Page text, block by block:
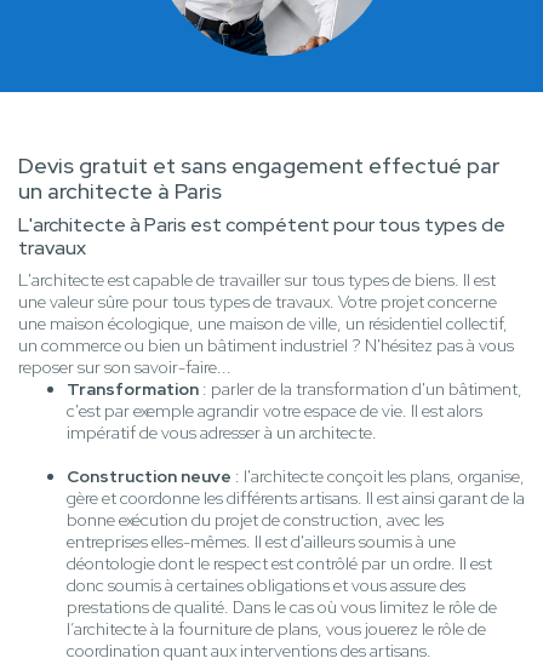
Devis gratuit et sans engagement effectué par
un architecte à Paris
L'architecte à Paris est compétent pour tous types de
travaux
L'architecte est capable de travailler sur tous types de biens. Il est
une valeur sûre pour tous types de travaux. Votre projet concerne
une maison écologique, une maison de ville, un résidentiel collectif,
un commerce ou bien un bâtiment industriel ? N'hésitez pas à vous
reposer sur son savoir-faire...
Transformation : parler de la transformation d'un bâtiment,
c'est par exemple agrandir votre espace de vie. Il est alors
impératif de vous adresser à un architecte.
Construction neuve : l'architecte conçoit les plans, organise,
gère et coordonne les différents artisans. Il est ainsi garant de la
bonne exécution du projet de construction, avec les
entreprises elles-mêmes. Il est d'ailleurs soumis à une
déontologie dont le respect est contrôlé par un ordre. Il est
donc soumis à certaines obligations et vous assure des
prestations de qualité. Dans le cas où vous limitez le rôle de
l’architecte à la fourniture de plans, vous jouerez le rôle de
coordination quant aux interventions des artisans.